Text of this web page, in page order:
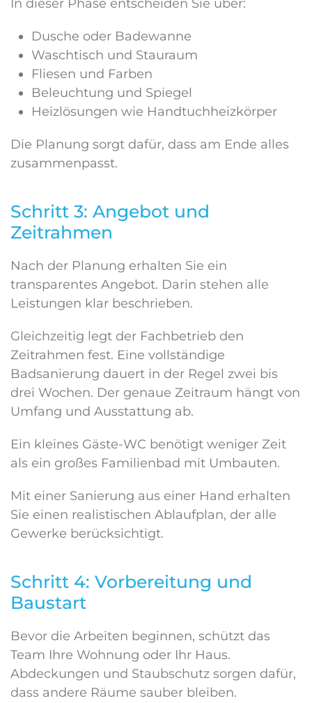
In dieser Phase entscheiden Sie über:
Dusche oder Badewanne
Waschtisch und Stauraum
Fliesen und Farben
Beleuchtung und Spiegel
Heizlösungen wie Handtuchheizkörper
Die Planung sorgt dafür, dass am Ende alles
zusammenpasst.
Schritt 3: Angebot und
Zeitrahmen
Nach der Planung erhalten Sie ein
transparentes Angebot. Darin stehen alle
Leistungen klar beschrieben.
Gleichzeitig legt der Fachbetrieb den
Zeitrahmen fest. Eine vollständige
Badsanierung dauert in der Regel zwei bis
drei Wochen. Der genaue Zeitraum hängt von
Umfang und Ausstattung ab.
Ein kleines Gäste-WC benötigt weniger Zeit
als ein großes Familienbad mit Umbauten.
Mit einer Sanierung aus einer Hand erhalten
Sie einen realistischen Ablaufplan, der alle
Gewerke berücksichtigt.
Schritt 4: Vorbereitung und
Baustart
Bevor die Arbeiten beginnen, schützt das
Team Ihre Wohnung oder Ihr Haus.
Abdeckungen und Staubschutz sorgen dafür,
dass andere Räume sauber bleiben.